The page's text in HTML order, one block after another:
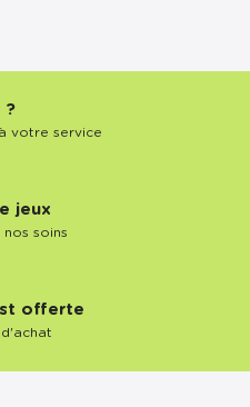
?
votre service
jeux
soins
offerte